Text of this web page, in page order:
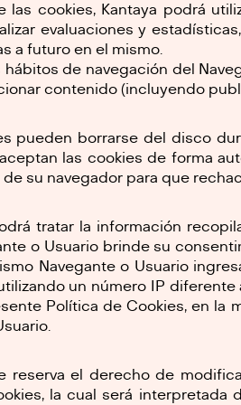
las cookies, Kantaya podrá
evaluaciones y
a futuro en el mismo.
hábitos de navegación del
contenido (incluyendo
pueden borrarse del disco
las cookies de forma
su navegador para que
tratar la información
o Usuario brinde su
Navegante o Usuario
un número IP
Política de Cookies, en la
reserva el derecho de
la cual será interpretada